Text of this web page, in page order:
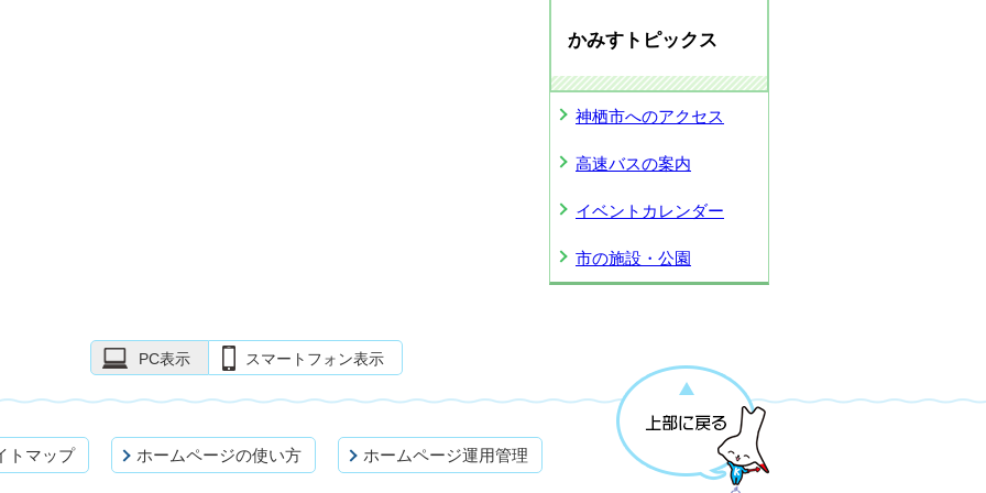
かみすトピックス
神栖市へのアクセス
高速バスの案内
イベントカレンダー
市の施設・公園
PC表示 スマートフォン表示
トマップ ホームページの使い方 ホームページ運用管理